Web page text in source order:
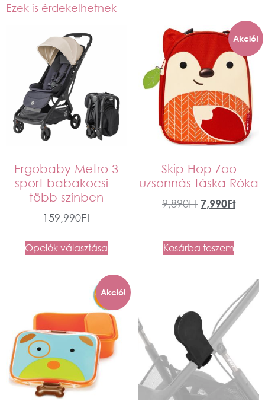
Ezek is érdekelhetnek
Ergobaby Metro 3
sport babakocsi –
több színben
159,990Ft
Opciók választása
Akció!
Skip Hop Zoo
uzsonnás táska Róka
9,890Ft 7,990Ft
Kosárba teszem
Akció!